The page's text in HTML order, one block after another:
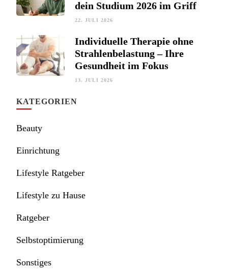
dein Studium 2026 im Griff
22. JULI 2026
Individuelle Therapie ohne
Strahlenbelastung – Ihre
Gesundheit im Fokus
13. JULI 2026
KATEGORIEN
Beauty
Einrichtung
Lifestyle Ratgeber
Lifestyle zu Hause
Ratgeber
Selbstoptimierung
Sonstiges